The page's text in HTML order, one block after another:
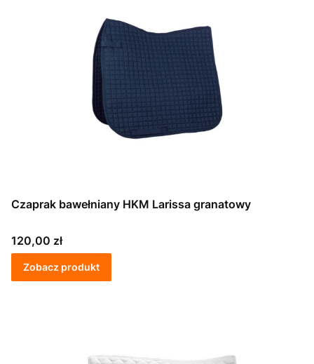
Czaprak bawełniany HKM Larissa granatowy
Cena
120,00 zł
Zobacz produkt